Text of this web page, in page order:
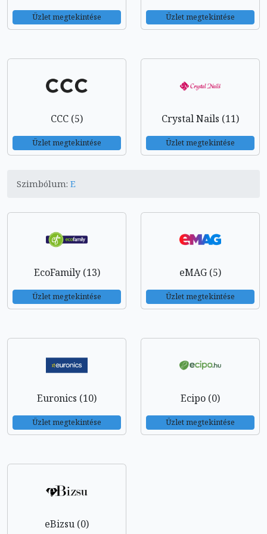
Üzlet megtekintése Üzlet megtekintése
CCC (5)
Üzlet megtekintése
Crystal Nails (11)
Üzlet megtekintése
Szimbólum: E
EcoFamily (13)
Üzlet megtekintése
eMAG (5)
Üzlet megtekintése
Euronics (10)
Üzlet megtekintése
Ecipo (0)
Üzlet megtekintése
eBizsu (0)